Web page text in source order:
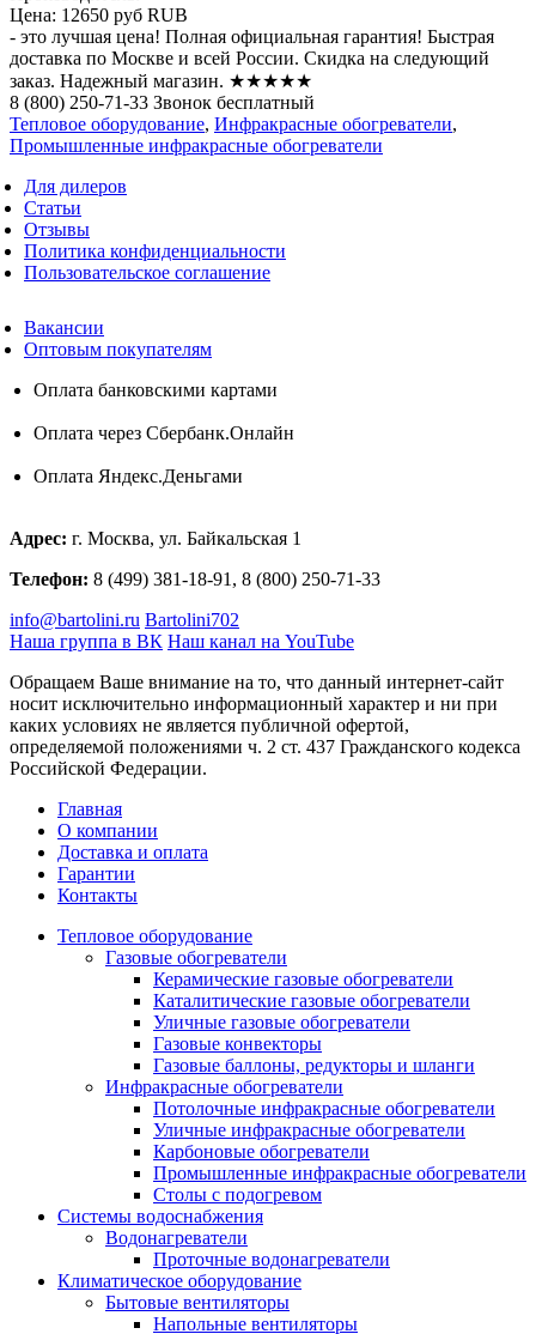
Цена: 12650 руб RUB
- это лучшая цена! Полная официальная гарантия! Быстрая
доставка по Москве и всей России. Скидка на следующий
заказ. Надежный магазин. ★★★★★
8 (800) 250-71-33 Звонок бесплатный
Тепловое оборудование, Инфракрасные обогреватели,
Промышленные инфракрасные обогреватели
Для дилеров
Статьи
Отзывы
Политика конфиденциальности
Пользовательское соглашение
Вакансии
Оптовым покупателям
Оплата банковскими картами
Оплата через Сбербанк.Онлайн
Оплата Яндекс.Деньгами
Адрес: г. Москва, ул. Байкальская 1
Телефон: 8 (499) 381-18-91, 8 (800) 250-71-33
info@bartolini.ru Bartolini702
Наша группа в ВК Наш канал на YouTube
Обращаем Ваше внимание на то, что данный интернет-сайт
носит исключительно информационный характер и ни при
каких условиях не является публичной офертой,
определяемой положениями ч. 2 ст. 437 Гражданского кодекса
Российской Федерации.
Главная
О компании
Доставка и оплата
Гарантии
Контакты
Тепловое оборудование
Газовые обогреватели
Керамические газовые обогреватели
Каталитические газовые обогреватели
Уличные газовые обогреватели
Газовые конвекторы
Газовые баллоны, редукторы и шланги
Инфракрасные обогреватели
Потолочные инфракрасные обогреватели
Уличные инфракрасные обогреватели
Карбоновые обогреватели
Промышленные инфракрасные обогреватели
Столы с подогревом
Системы водоснабжения
Водонагреватели
Проточные водонагреватели
Климатическое оборудование
Бытовые вентиляторы
Напольные вентиляторы